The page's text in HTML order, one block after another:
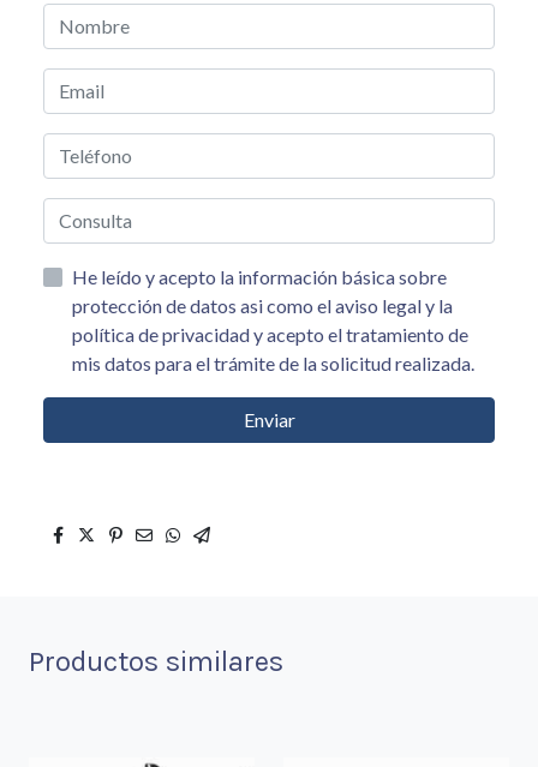
He leído y acepto la información básica sobre
protección de datos asi como el aviso legal y la
política de privacidad y acepto el tratamiento de
mis datos para el trámite de la solicitud realizada.
Enviar
Productos similares